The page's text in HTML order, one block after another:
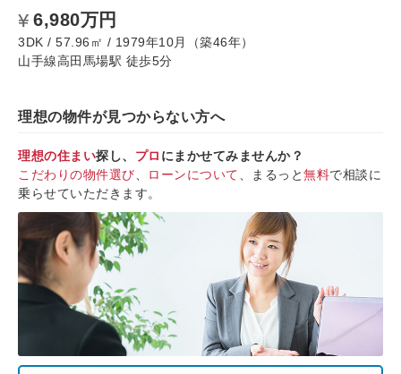
6,980万円
3DK / 57.96㎡ / 1979年10月（築46年）
山手線高田馬場駅 徒歩5分
理想の物件が見つからない方へ
理想の住まい探し、 プロ にまかせてみませんか？
こだわりの物件選び
ローンについて 、まるっと無料で相談に
乗らせていただきます。